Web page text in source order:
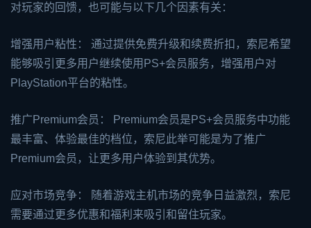
对玩家的回馈，也可能与以下几个因素有关：
增强用户粘性： 通过提供免费升级和续费折扣，索尼希望
能够吸引更多用户继续使用PS+会员服务，增强用户对
PlayStation平台的粘性。
推广Premium会员： Premium会员是PS+会员服务中功能
最丰富、体验最佳的档位，索尼此举可能是为了推广
Premium会员，让更多用户体验到其优势。
应对市场竞争： 随着游戏主机市场的竞争日益激烈，索尼
需要通过更多优惠和福利来吸引和留住玩家。